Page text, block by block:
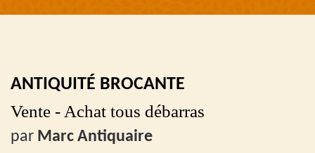
ANTIQUITÉ BROCANTE
Vente - Achat tous débarras
par Marc Antiquaire